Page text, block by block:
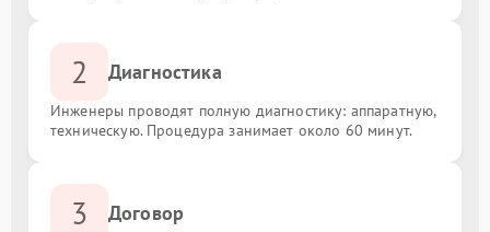
2 Диагностика
Инженеры проводят полную диагностику: аппаратную,
техническую. Процедура занимает около 60 минут.
3 Договор